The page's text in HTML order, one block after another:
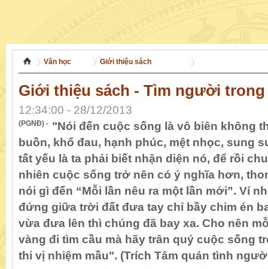
Văn học Giới thiệu sách
Giới thiệu sách - Tìm người
12:34:00 - 28/12/2013
(PGNĐ) - "Nói đến cuộc sống là vô biên không
buồn, khổ đau, hạnh phúc, mệt nhọc, sung
tất yếu là ta phải biết nhận diện nó, để rồi
nhiên cuộc sống trở nên có ý nghĩa hơn,
nói gì đến “Mỗi lần nêu ra một lần mới”. Ví
đứng giữa trời đất đưa tay chỉ bầy chim én
vừa đưa lên thì chúng đã bay xa. Cho nên
vàng đi tìm cầu mà hãy trân quý cuộc sống
thi vị nhiệm mầu". (Trích Tâm quán tình